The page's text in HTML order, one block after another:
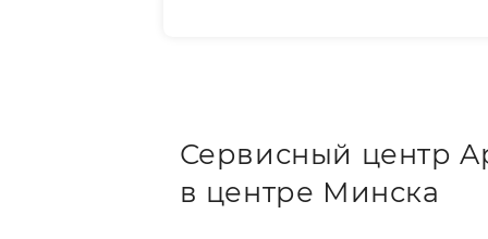
Сервисный центр
в центре Минска